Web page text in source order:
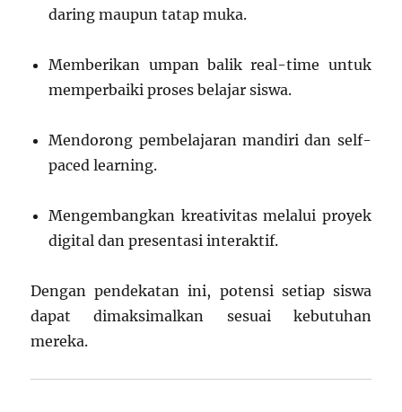
daring maupun tatap muka.
Memberikan umpan balik real-time untuk
memperbaiki proses belajar siswa.
Mendorong pembelajaran mandiri dan self-
paced learning.
Mengembangkan kreativitas melalui proyek
digital dan presentasi interaktif.
Dengan pendekatan ini, potensi setiap siswa
dapat dimaksimalkan sesuai kebutuhan
mereka.